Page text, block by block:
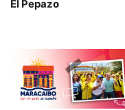
El Pepazo